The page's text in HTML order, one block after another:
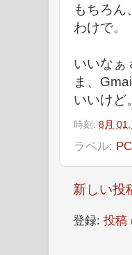
もちろん
わけで。
いいなぁ
ま、
いいけど。
時刻: 8月
ラベル:
新しい投
登録: 投稿